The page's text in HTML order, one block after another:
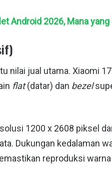
Android 2026, Mana
nilai jual utama. Xiaomi 17
flat(datar) dan bezel
1200 x 2608 piksel
Dukungan kedalaman
reproduksi